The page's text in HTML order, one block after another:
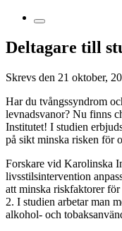
Deltagare till
Skrevs den 21 oktober,
Har du tvångssyndrom
levnadsvanor? Nu finns
Institutet! I studien
på sikt minska risken för
Forskare vid Karolinska
livsstilsintervention
att minska riskfaktorer
2. I studien arbetar man
alkohol- och